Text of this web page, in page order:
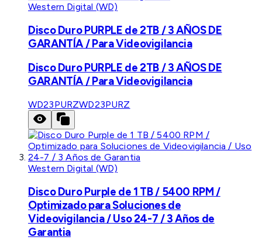
Western Digital (WD)
Disco Duro PURPLE de 2TB / 3 AÑOS DE
GARANTÍA / Para Videovigilancia
Disco Duro PURPLE de 2TB / 3 AÑOS DE
GARANTÍA / Para Videovigilancia
WD23PURZWD23PURZ
Western Digital (WD)
Disco Duro Purple de 1 TB / 5400 RPM /
Optimizado para Soluciones de
Videovigilancia / Uso 24-7 / 3 Años de
Garantia